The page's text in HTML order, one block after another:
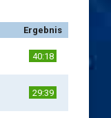
Ergebnis
40:18
29:39